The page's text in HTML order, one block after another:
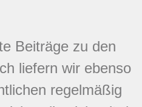
Beiträge zu den
liefern wir ebenso
regelmäßig